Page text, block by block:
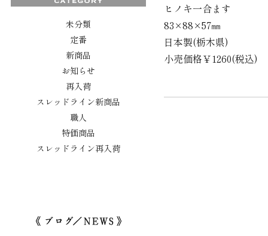
未分類
定番
新商品
お知らせ
再入荷
スレッドライン新商品
職人
特価商品
スレッドライン再入荷
ヒノキ一合ます
83×88×57㎜
日本製(栃木県)
小売価格￥1260(税込)